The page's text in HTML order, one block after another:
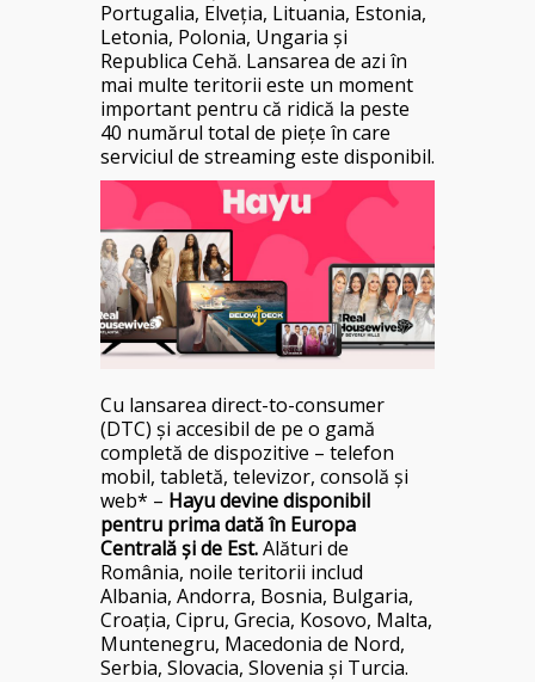
Portugalia, Elveția, Lituania, Estonia,
Letonia, Polonia, Ungaria și
Republica Cehă. Lansarea de azi în
mai multe teritorii este un moment
important pentru că ridică la peste
40 numărul total de piețe în care
serviciul de streaming este disponibil.
Cu lansarea direct-to-consumer
(DTC) și accesibil de pe o gamă
completă de dispozitive – telefon
mobil, tabletă, televizor, consolă și
web* – Hayu devine disponibil
pentru prima dată în Europa
Centrală și de Est.Alături de
România, noile teritorii includ
Albania, Andorra, Bosnia, Bulgaria,
Croația, Cipru, Grecia, Kosovo, Malta,
Muntenegru, Macedonia de Nord,
Serbia, Slovacia, Slovenia și Turcia.